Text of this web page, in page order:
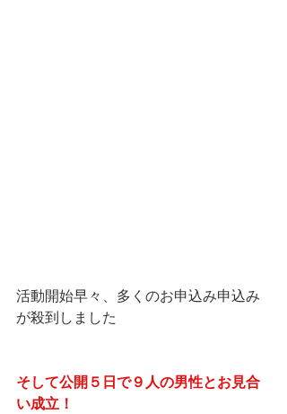
活動開始早々、多くのお申込み申込み
が殺到しました
そして公開５日で９人の男性とお見合
い成立！